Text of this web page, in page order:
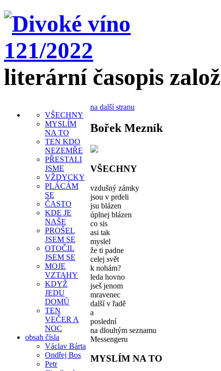
literární časopis
VŠECHNY
MYSLÍM
NA TO
TEN KDO
NEZEMŘE
PŘESTALI
JSME
VŽDYCKY
PLÁCÁM
SE
ČASTO
KDE JE
NAŠE
PROŠEL
JSEM SE
OTOČIL
JSEM SE
MOJE
VZTAHY
KDYŽ
JEDU
DOMŮ
TEN
VEČER A
NOC
obsah čísla
Václav Bárta
Ondřej Bos
Petr
na další stranu
Bořek Mezník
VŠECHNY
vzdušný zámky
jsou v prdeli
jsu blázen
úplnej blázen
co sis
asi tak
myslel
že ti padne
celej svět
k nohám?
leda hovno
jseš jenom
mravenec
další v řadě
a
poslední
na dlouhým seznamu
Messengeru
MYSLÍM NA TO